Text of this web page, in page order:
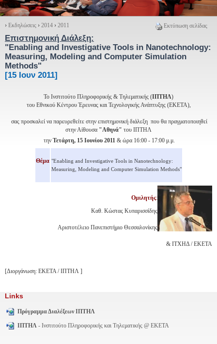
Εκτύπωση σελίδας
› Εκδηλώσεις › 2014 › 2011
Επιστημονική Διάλεξη:
" Enabling and Investigative Tools in Nanotechnology:
Measuring, Modeling and Computer Simulation
Methods"
[15 Ιουν 2011]
Το Ινστιτούτο Πληροφορικής & Τηλεματικής (ΙΠΤΗΛ)
του Εθνικού Κέντρου Έρευνας και Τεχνολογικής Ανάπτυξης (ΕΚΕΤΑ),
σας προσκαλεί να παρευρεθείτε στην επιστημονική διάλεξη που θα πραγματοποιηθεί
στην Αίθουσα "Αθηνά" του ΙΠΤΗΛ
την Τετάρτη, 15 Ιουνίου 2011 & ώρα 16:00 - 17:00 μ.μ.
Θέμα "Enabling and Investigative Tools in Nanotechnology:
Measuring, Modeling and Computer Simulation Methods"
Ομιλητής:
Καθ. Κώστας Κυπαρισσίδης
Αριστοτέλειο Πανεπιστήμιο Θεσσαλονίκης
& ΙΤΧΗΔ / ΕΚΕΤΑ
[Διοργάνωση: ΕΚΕΤΑ / ΙΠΤΗΛ ]
Links
Πρόγραμμα Διαλέξεων ΙΠΤΗΛ
ΙΠΤΗΛ - Ινστιτούτο Πληροφορικής και Τηλεματικής @ ΕΚΕΤΑ